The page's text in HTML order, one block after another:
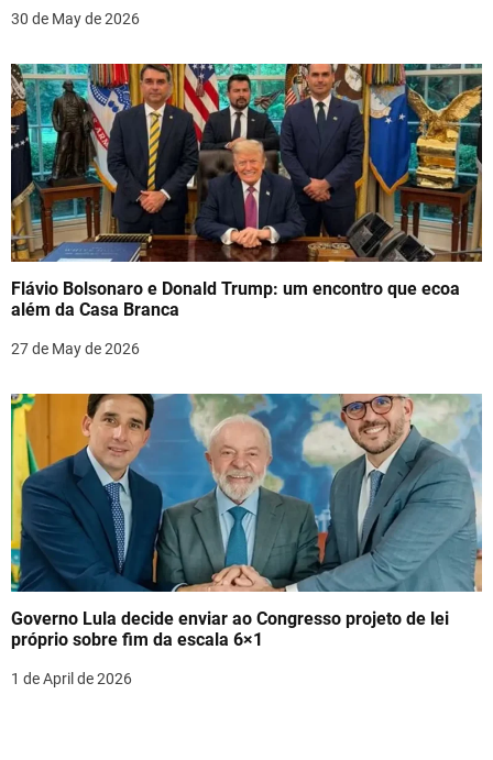
o
n
30 de May de 2026
Flávio Bolsonaro e Donald Trump: um encontro que ecoa
além da Casa Branca
27 de May de 2026
Governo Lula decide enviar ao Congresso projeto de lei
próprio sobre fim da escala 6×1
1 de April de 2026